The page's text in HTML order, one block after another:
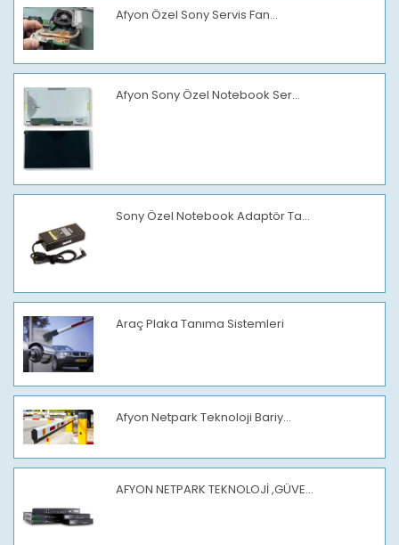
Afyon Özel Sony Servis Fan...
Afyon Sony Özel Notebook Ser...
Sony Özel Notebook Adaptör Ta...
Araç Plaka Tanıma Sistemleri
Afyon Netpark Teknoloji Bariy...
AFYON NETPARK TEKNOLOJİ ,GÜVE...